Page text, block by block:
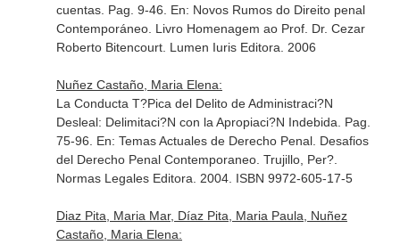
cuentas. Pag. 9-46. En: Novos Rumos do Direito penal
Contemporáneo. Livro Homenagem ao Prof. Dr. Cezar
Roberto Bitencourt. Lumen Iuris Editora. 2006
Nuñez Castaño, Maria Elena:
La Conducta T?Pica del Delito de Administraci?N
Desleal: Delimitaci?N con la Apropiaci?N Indebida. Pag.
75-96. En: Temas Actuales de Derecho Penal. Desafios
del Derecho Penal Contemporaneo. Trujillo, Per?.
Normas Legales Editora. 2004. ISBN 9972-605-17-5
Diaz Pita, Maria Mar, Díaz Pita, Maria Paula, Nuñez
Castaño, Maria Elena: